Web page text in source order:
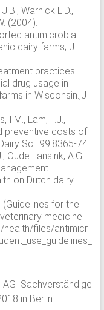
Warnick L.D.,
(2004):
antimicrobial
dairy farms; J
practices
drug usage in
in Wisconsin.,J
I.M., Lam, T.J.,
preventive costs of
Sci. 99:8365-74.
Oude Lansink, A.G.
on Dutch dairy
for the
medicine
health/files/antimicr
Sachverständige
in Berlin.